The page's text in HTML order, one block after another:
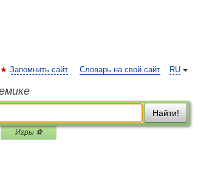
RU
Запомнить сайт Словарь на свой сайт
Найти!
Игры ⚽